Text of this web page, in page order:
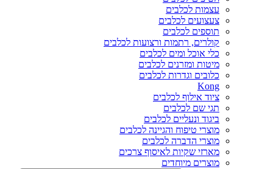
עצמות לכלבים
צעצועים לכלבים
תוספים לכלבים
קולרים, רתמות ורצועות לכלבים
כלי אוכל ומים לכלבים
מיטות ומזרנים לכלבים
כלובים וגדרות לכלבים
Kong
ציוד אילוף לכלבים
תגי שם לכלבים
ביגוד ונעליים לכלבים
מוצרי טיפוח והגיינה לכלבים
מוצרי הדברה לכלבים
מארזי שקיות לאיסוף צרכים
מוצרים מיוחדים